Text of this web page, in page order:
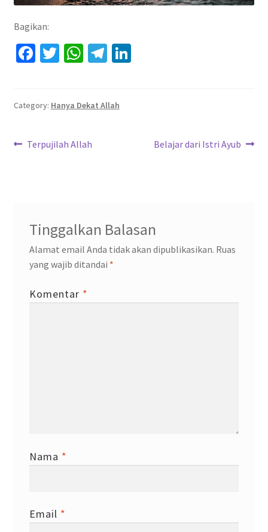
Bagikan:
Fa
o
k
T
er
W
sA
p
Te
a
Li
Category: Hanya Dekat Allah
Navigasi
Previous
Terpujilah Allah
Next
Belajar dari Istri Ayub
Tinggalkan Balasan
Alamat email Anda tidak akan dipublikasikan. Ruas
yang wajib ditandai *
Komentar *
Nama *
Email *